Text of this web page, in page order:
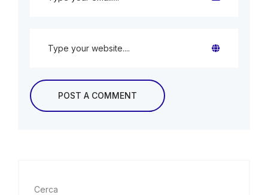
Cerca